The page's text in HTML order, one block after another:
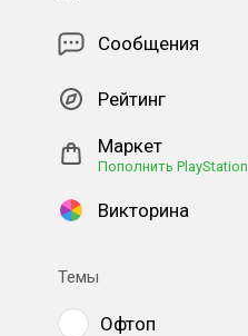
Сообщения
Рейтинг
Маркет
Пополнить PlayStation
Викторина
Темы
Офтоп